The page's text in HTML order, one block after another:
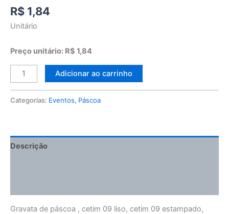
R$ 1,84
Unitário
Preço unitário: R$ 1,84
Adicionar ao carrinho
Categorias: Eventos, Páscoa
Descrição
Gravata de páscoa , cetim 09 liso, cetim 09 estampado,